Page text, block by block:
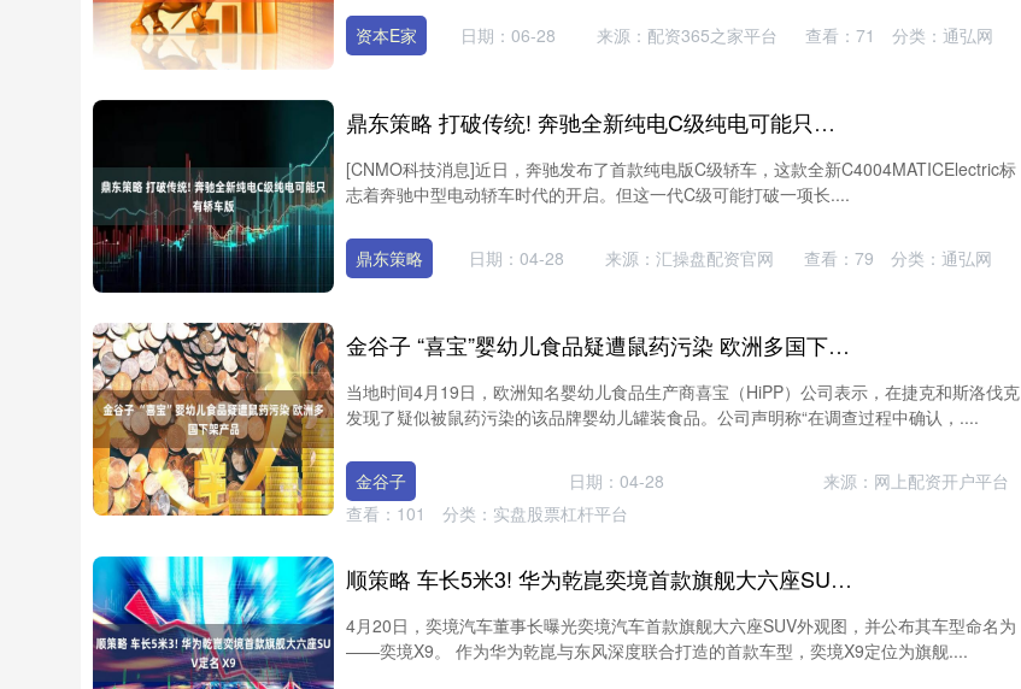
资本E家 日期：06-28 来源：配资365之家平台 查看： 71 分类： 通弘网
鼎东策略 打破传统! 奔驰全新纯电C级纯电可能只有轿车版
[CNMO科技消息]近日，奔驰发布了首款纯电版C级轿车，这款全新C4004MATICElectric标
志着奔驰中型电动轿车时代的开启。但这一代C级可能打破一项长....
鼎东策略 日期：04-28 来源：汇操盘配资官网 查看： 79 分类： 通弘网
金谷子 “喜宝”婴幼儿食品疑遭鼠药污染 欧洲多国下架产品
当地时间4月19日，欧洲知名婴幼儿食品生产商喜宝（HiPP）公司表示，在捷克和斯洛伐克
发现了疑似被鼠药污染的该品牌婴幼儿罐装食品。公司声明称“在调查过程中确认，....
金谷子 日期：04-28
来源：网上配资开户平台
查看： 101 分类： 实盘股票杠杆平台
顺策略 车长5米3! 华为乾崑奕境首款旗舰大六座SUV定名 X9
4月20日，奕境汽车董事长曝光奕境汽车首款旗舰大六座SUV外观图，并公布其车型命名为
——奕境X9。 作为华为乾崑与东风深度联合打造的首款车型，奕境X9定位为旗舰....